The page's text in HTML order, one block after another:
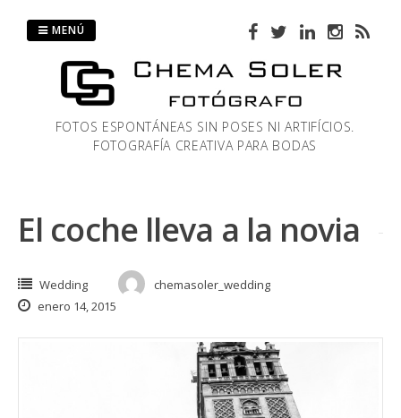
FOTOS ESPONTÁNEAS SIN POSES NI ARTIFÍCIOS.
FOTOGRAFÍA CREATIVA PARA BODAS
MENÚ
El coche lleva a la novia
Wedding
chemasoler_wedding
enero 14, 2015